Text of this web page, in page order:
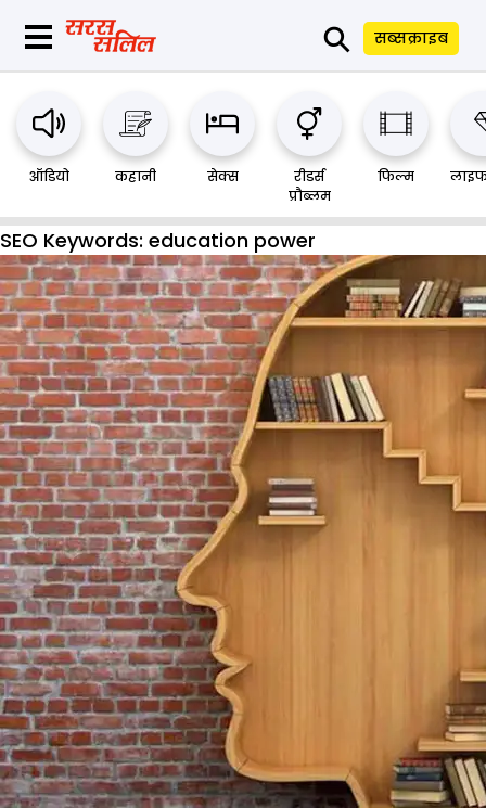
⚲ सब्सक्राइब
ऑडियो कहानी सेक्स
रीडर्स
प्रौब्लम
फिल्म
SEO Keywords: education power